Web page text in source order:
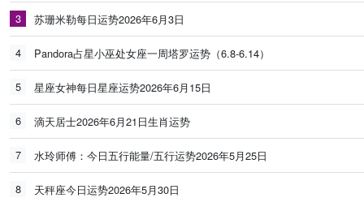
3 苏珊米勒每日运势2026年6月3日
4 Pandora占星小巫处女座一周塔罗运势（6.8-6.14）
5 星座女神每日星座运势2026年6月15日
6 滴天居士2026年6月21日生肖运势
7 水玲师傅：今日五行能量/五行运势2026年5月25日
8 天秤座今日运势2026年5月30日